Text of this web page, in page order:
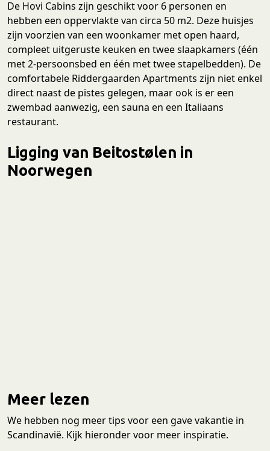
De Hovi Cabins zijn geschikt voor 6 personen en
hebben een oppervlakte van circa 50 m2. Deze huisjes
zijn voorzien van een woonkamer met open haard,
compleet uitgeruste keuken en twee slaapkamers (één
met 2-persoonsbed en één met twee stapelbedden). De
comfortabele Riddergaarden Apartments zijn niet enkel
direct naast de pistes gelegen, maar ook is er een
zwembad aanwezig, een sauna en een Italiaans
restaurant.
Ligging van Beitostølen in
Noorwegen
Meer lezen
We hebben nog meer tips voor een gave vakantie in
Scandinavië. Kijk hieronder voor meer inspiratie.